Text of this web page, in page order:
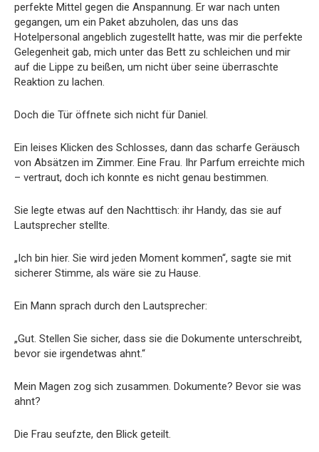
perfekte Mittel gegen die Anspannung. Er war nach unten
gegangen, um ein Paket abzuholen, das uns das
Hotelpersonal angeblich zugestellt hatte, was mir die perfekte
Gelegenheit gab, mich unter das Bett zu schleichen und mir
auf die Lippe zu beißen, um nicht über seine überraschte
Reaktion zu lachen.
Doch die Tür öffnete sich nicht für Daniel.
Ein leises Klicken des Schlosses, dann das scharfe Geräusch
von Absätzen im Zimmer. Eine Frau. Ihr Parfum erreichte mich
– vertraut, doch ich konnte es nicht genau bestimmen.
Sie legte etwas auf den Nachttisch: ihr Handy, das sie auf
Lautsprecher stellte.
„Ich bin hier. Sie wird jeden Moment kommen“, sagte sie mit
sicherer Stimme, als wäre sie zu Hause.
Ein Mann sprach durch den Lautsprecher:
„Gut. Stellen Sie sicher, dass sie die Dokumente unterschreibt,
bevor sie irgendetwas ahnt.“
Mein Magen zog sich zusammen. Dokumente? Bevor sie was
ahnt?
Die Frau seufzte, den Blick geteilt.